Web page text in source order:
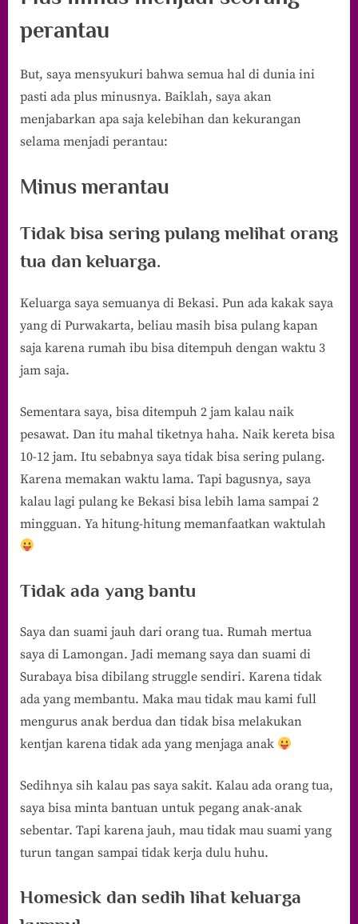
perantau
But, saya mensyukuri bahwa semua hal di dunia ini
pasti ada plus minusnya. Baiklah, saya akan
menjabarkan apa saja kelebihan dan kekurangan
selama menjadi perantau:
Minus merantau
Tidak bisa sering pulang melihat orang
tua dan keluarga.
Keluarga saya semuanya di Bekasi. Pun ada kakak saya
yang di Purwakarta, beliau masih bisa pulang kapan
saja karena rumah ibu bisa ditempuh dengan waktu 3
jam saja.
Sementara saya, bisa ditempuh 2 jam kalau naik
pesawat. Dan itu mahal tiketnya haha. Naik kereta bisa
10-12 jam. Itu sebabnya saya tidak bisa sering pulang.
Karena memakan waktu lama. Tapi bagusnya, saya
kalau lagi pulang ke Bekasi bisa lebih lama sampai 2
mingguan. Ya hitung-hitung memanfaatkan waktulah
Tidak ada yang bantu
Saya dan suami jauh dari orang tua. Rumah mertua
saya di Lamongan. Jadi memang saya dan suami di
Surabaya bisa dibilang struggle sendiri. Karena tidak
ada yang membantu. Maka mau tidak mau kami full
mengurus anak berdua dan tidak bisa melakukan
kentjan karena tidak ada yang menjaga anak
Sedihnya sih kalau pas saya sakit. Kalau ada orang tua,
saya bisa minta bantuan untuk pegang anak-anak
sebentar. Tapi karena jauh, mau tidak mau suami yang
turun tangan sampai tidak kerja dulu huhu.
Homesick dan sedih lihat keluarga